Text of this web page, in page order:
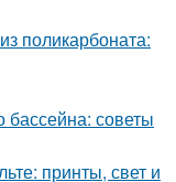
поликарбоната:
бассейна: советы
принты, свет и